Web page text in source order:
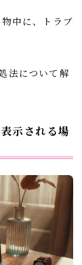
中に、トラブ
法について解
示される場